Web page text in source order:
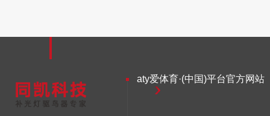
aty爱体育·(中国)平台官方网站